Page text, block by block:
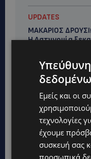
UPDATES
ΜΑΚΑΡΙΟΣ
Η Αστυνομία
UPDATES
ΜΟΝΗ ΑΓΙΟΥ
αλήθειας» –
UPDATES
ΘΑ
σύνδεση
συνέχεια από το
Εμείς και οι
τεχνολογίες
έχουμε
συσκευή σας
προσωπικά